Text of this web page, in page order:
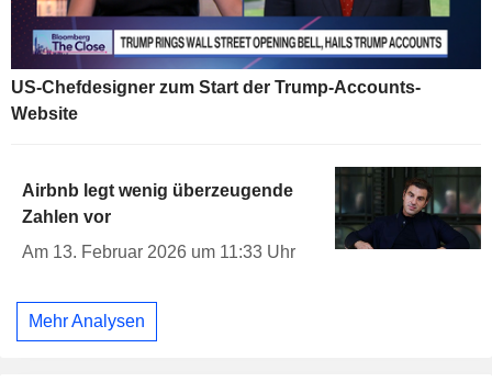
US-Chefdesigner zum Start der Trump-Accounts-
Website
Airbnb legt wenig überzeugende
Zahlen vor
Am 13. Februar 2026 um 11:33 Uhr
Mehr Analysen